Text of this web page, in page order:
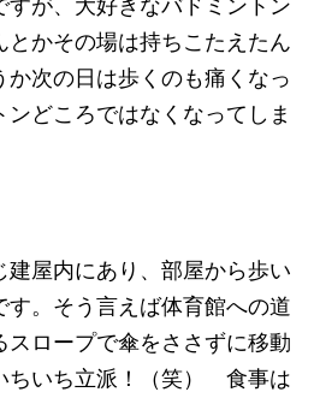
とかその場は持ちこたえたん
か次の日は歩くのも痛くなっ
どころではなくなってしま
屋内にあり、部屋から歩い
す。そう言えば体育館への道
スロープで傘をささずに移動
ちいち立派！（笑） 食事は